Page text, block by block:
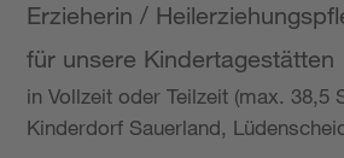
Erzieherin /
für unsere Kindertagestätten
in Vollzeit oder Teilzeit (max. 38,5
Kinderdorf Sauerland,